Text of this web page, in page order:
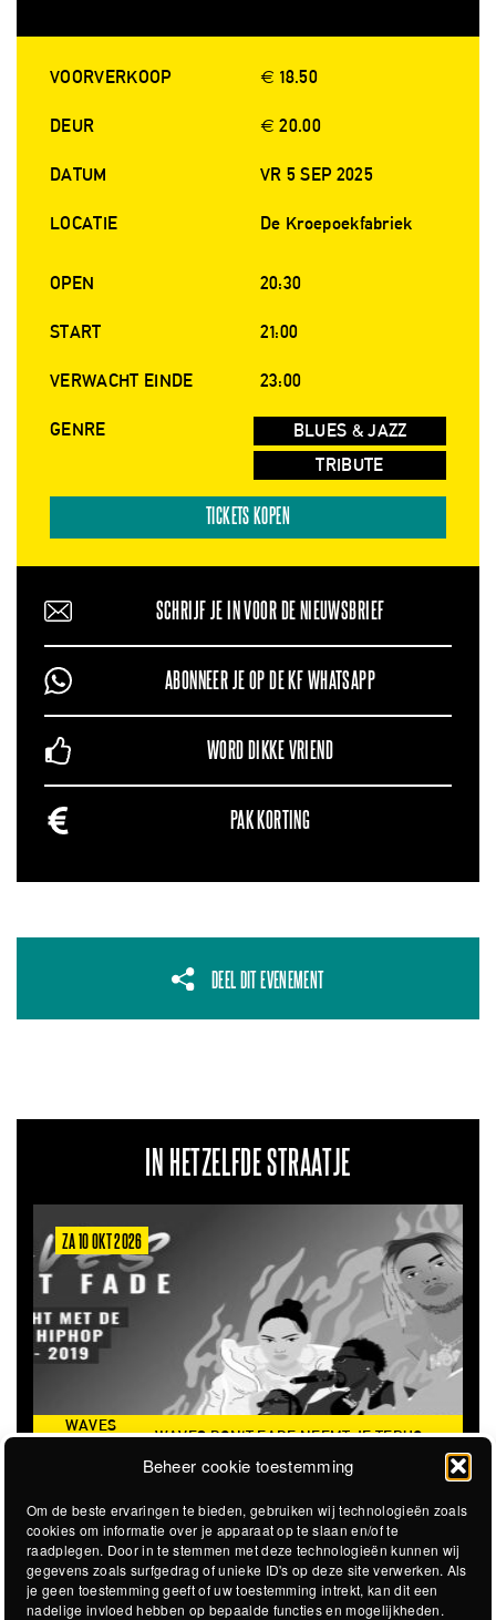
Beheer cookie toestemming
Om de beste ervaringen te bieden, gebruiken wij technologieën zoals
cookies om informatie over je apparaat op te slaan en/of te
raadplegen. Door in te stemmen met deze technologieën kunnen wij
gegevens zoals surfgedrag of unieke ID's op deze site verwerken. Als
je geen toestemming geeft of uw toestemming intrekt, kan dit een
nadelige invloed hebben op bepaalde functies en mogelijkheden.
VOORVERKOOP € 18.50
DEUR € 20.00
DATUM VR 5 SEP 2025
LOCATIE De Kroepoekfabriek
OPEN 20:30
START 21:00
VERWACHT EINDE 23:00
GENRE
BLUES & JAZZ
TRIBUTE
TICKETS KOPEN
SCHRIJF JE IN VOOR DE NIEUWSBRIEF
ABONNEER JE OP DE KF WHATSAPP
WORD DIKKE VRIEND
PAK KORTING
DEEL DIT EVENEMENT
IN HETZELFDE STRAATJE
WAVES DON'T FADE NEEMT JE TERUG
NAAR DE ICONISCHE ZOMER VAN 2016
ZA 6 MRT 2027
THE